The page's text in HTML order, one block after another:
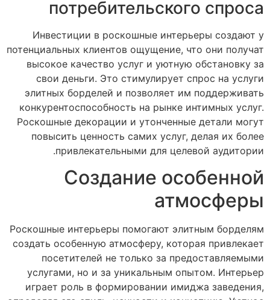
потребительского спроса
Инвестиции в роскошные интерьеры создают у
потенциальных клиентов ощущение, что они получат
высокое качество услуг и уютную обстановку за
свои деньги. Это стимулирует спрос на услуги
элитных борделей и позволяет им поддерживать
конкурентоспособность на рынке интимных услуг.
Роскошные декорации и утонченные детали могут
повысить ценность самих услуг, делая их более
привлекательными для целевой аудитории.
Создание особенной
атмосферы
Роскошные интерьеры помогают элитным борделям
создать особенную атмосферу, которая привлекает
посетителей не только за предоставляемыми
услугами, но и за уникальным опытом. Интерьер
играет роль в формировании имиджа заведения,